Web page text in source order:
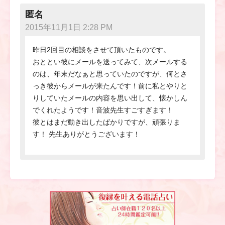
匿名
2015年11月1日 2:28 PM
昨日2回目の相談をさせて頂いたものです。
おととい彼にメールを送ってみて、次メールする
のは、年末だなぁと思っていたのですが、何とさ
っき彼からメールが来たんです！前に私とやりと
りしていたメールの内容を思い出して、懐かしん
でくれたようです！音波先生すごすぎます！
彼とはまだ動き出したばかりですが、頑張りま
す！ 先生ありがとうございます！